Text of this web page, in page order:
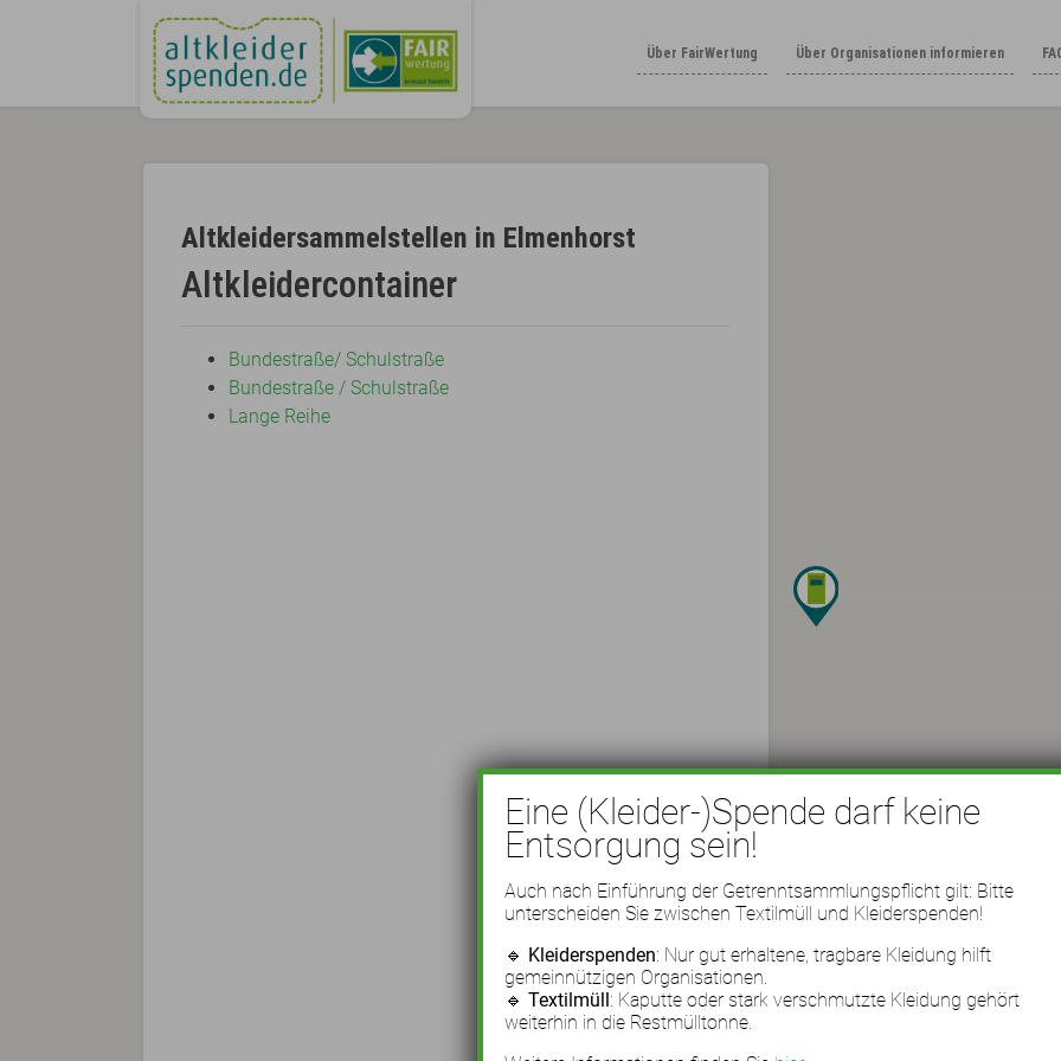
Über FairWertung Über Organisationen informieren
Altkleidersammelstellen in Elmenhorst
Altkleidercontainer
Bundestraße/ Schulstraße
Bundestraße / Schulstraße
Lange Reihe
Eine (Kleider-)Spende darf keine
Entsorgung sein!
Auch nach Einführung der Getrenntsammlungspflicht gilt: Bitte
unterscheiden Sie zwischen Textilmüll und Kleiderspenden!
🔹 Kleiderspenden: Nur gut erhaltene, tragbare Kleidung hilft
gemeinnützigen Organisationen.
🔹Textilmüll: Kaputte oder stark verschmutzte Kleidung gehört
weiterhin in die Restmülltonne.